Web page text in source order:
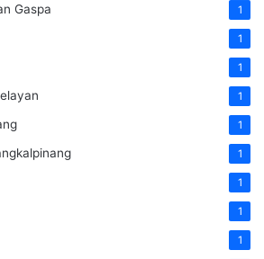
Gaspa 1
1
1
1
1
1
1
1
1